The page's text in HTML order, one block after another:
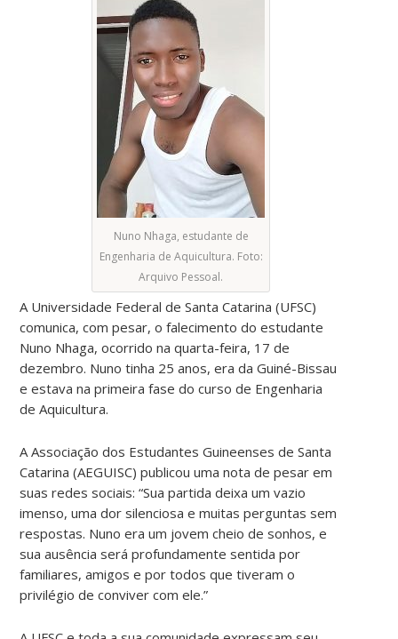
Nuno Nhaga, estudante de
Engenharia de Aquicultura. Foto:
Arquivo Pessoal.
A Universidade Federal de Santa Catarina (UFSC)
comunica, com pesar, o falecimento do estudante
Nuno Nhaga, ocorrido na quarta-feira, 17 de
dezembro. Nuno tinha 25 anos, era da Guiné-Bissau
e estava na primeira fase do curso de Engenharia
de Aquicultura.
A Associação dos Estudantes Guineenses de Santa
Catarina (AEGUISC) publicou uma nota de pesar em
suas redes sociais: “Sua partida deixa um vazio
imenso, uma dor silenciosa e muitas perguntas sem
respostas. Nuno era um jovem cheio de sonhos, e
sua ausência será profundamente sentida por
familiares, amigos e por todos que tiveram o
privilégio de conviver com ele.”